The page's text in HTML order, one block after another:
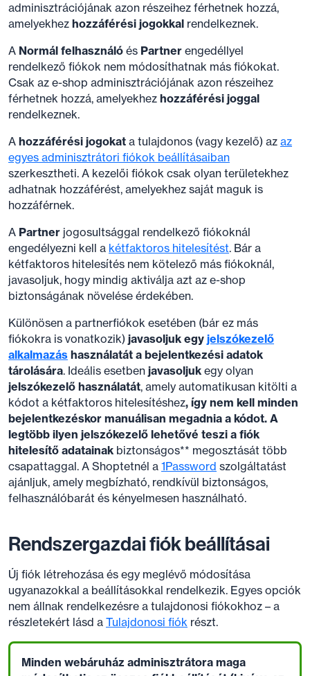
adminisztrációjának azon részeihez férhetnek hozzá,
amelyekhez hozzáférési jogokkal rendelkeznek.
A Normál felhasználó és Partner engedéllyel
rendelkező fiókok nem módosíthatnak más fiókokat.
Csak az e-shop adminisztrációjának azon részeihez
férhetnek hozzá, amelyekhez hozzáférési joggal
rendelkeznek.
A hozzáférési jogokat a tulajdonos (vagy kezelő) az az
egyes adminisztrátori fiókok beállításaiban
szerkesztheti. A kezelői fiókok csak olyan területekhez
adhatnak hozzáférést, amelyekhez saját maguk is
hozzáférnek.
A Partner jogosultsággal rendelkező fiókoknál
engedélyezni kell a kétfaktoros hitelesítést. Bár a
kétfaktoros hitelesítés nem kötelező más fiókoknál,
javasoljuk, hogy mindig aktiválja azt az e-shop
biztonságának növelése érdekében.
Különösen a partnerfiókok esetében (bár ez más
fiókokra is vonatkozik) javasoljuk egy jelszókezelő
alkalmazás használatát a bejelentkezési adatok
tárolására. Ideális esetben javasoljuk egy olyan
jelszókezelő használatát, amely automatikusan kitölti a
kódot a kétfaktoros hitelesítéshez, így nem kell minden
bejelentkezéskor manuálisan megadnia a kódot. A
legtöbb ilyen jelszókezelő lehetővé teszi a fiók
hitelesítő adatainak biztonságos** megosztását több
csapattaggal. A Shoptetnél a 1Password szolgáltatást
ajánljuk, amely megbízható, rendkívül biztonságos,
felhasználóbarát és kényelmesen használható.
Rendszergazdai fiók beállításai
Új fiók létrehozása és egy meglévő módosítása
ugyanazokkal a beállításokkal rendelkezik. Egyes opciók
nem állnak rendelkezésre a tulajdonosi fiókokhoz – a
részletekért lásd a Tulajdonosi fiók részt.
Minden webáruház adminisztrátora maga